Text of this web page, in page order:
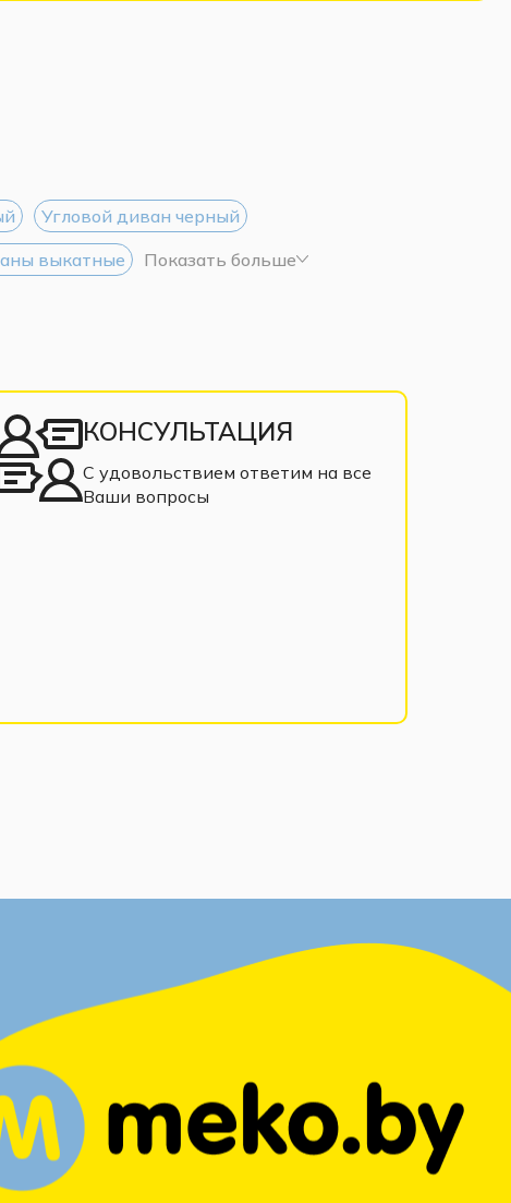
Угловой диван черный
выкатные Показать больше
КОНСУЛЬТАЦИЯ
С удовольствием ответим на все
Ваши вопросы